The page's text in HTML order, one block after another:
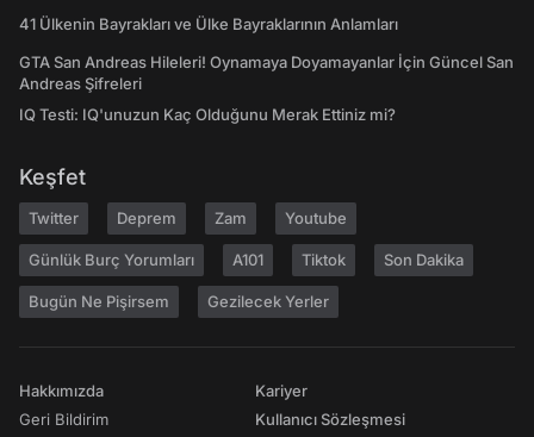
41 Ülkenin Bayrakları ve Ülke Bayraklarının Anlamları
GTA San Andreas Hileleri! Oynamaya Doyamayanlar İçin Güncel San
Andreas Şifreleri
IQ Testi: IQ'unuzun Kaç Olduğunu Merak Ettiniz mi?
Keşfet
Twitter Deprem Zam Youtube
Günlük Burç Yorumları A101 Tiktok Son Dakika
Bugün Ne Pişirsem Gezilecek Yerler
Hakkımızda
Geri Bildirim
Kariyer
Kullanıcı Sözleşmesi